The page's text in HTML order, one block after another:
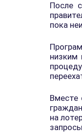
После
пока
Вместе
на